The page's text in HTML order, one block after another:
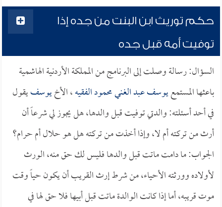
حكم توريث ابن البنت من جده إذا
توفيت أمه قبل جده
السؤال: رسالة وصلت إلى البرنامج من المملكة الأردنية الهاشمية
باعثها المستمعيوسف عبد الغني محمود الفقيه، الأخيوسفيقول
في أحد أسئلته: والدتي توفيت قبل والدها، هل يجوز لي شرعاً أن
أرث من تركته أم لا، وإذا أخذت من تركته هل هو حلال أم حرام؟
الجواب: ما دامت ماتت قبل والدها فليس لك حق منه، الورث
لأولاده وورثته الأحياء، من شرط إرث القريب أن يكون حياً وقت
موت قريبه، أما إذا كانت الوالدة ماتت قبل أبيها فلا حق لها في